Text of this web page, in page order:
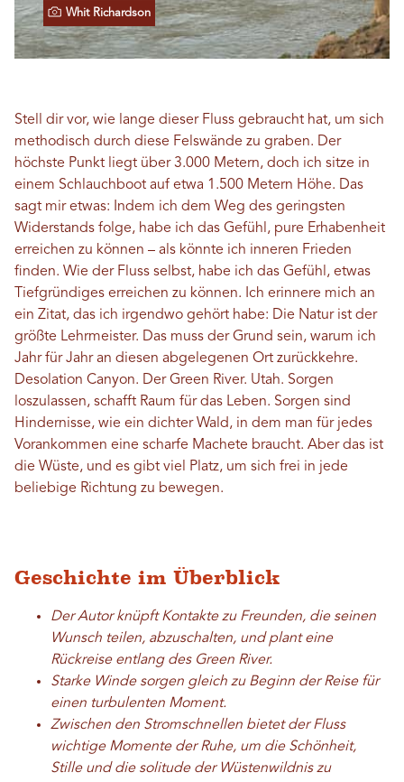
Whit Richardson
Stell dir vor, wie lange dieser Fluss gebraucht hat, um sich
methodisch durch diese Felswände zu graben. Der
höchste Punkt liegt über 3.000 Metern, doch ich sitze in
einem Schlauchboot auf etwa 1.500 Metern Höhe. Das
sagt mir etwas: Indem ich dem Weg des geringsten
Widerstands folge, habe ich das Gefühl, pure Erhabenheit
erreichen zu können – als könnte ich inneren Frieden
finden. Wie der Fluss selbst, habe ich das Gefühl, etwas
Tiefgründiges erreichen zu können. Ich erinnere mich an
ein Zitat, das ich irgendwo gehört habe: Die Natur ist der
größte Lehrmeister. Das muss der Grund sein, warum ich
Jahr für Jahr an diesen abgelegenen Ort zurückkehre.
Desolation Canyon. Der Green River. Utah. Sorgen
loszulassen, schafft Raum für das Leben. Sorgen sind
Hindernisse, wie ein dichter Wald, in dem man für jedes
Vorankommen eine scharfe Machete braucht. Aber das ist
die Wüste, und es gibt viel Platz, um sich frei in jede
beliebige Richtung zu bewegen.
Geschichte im Überblick
Der Autor knüpft Kontakte zu Freunden, die seinen
Wunsch teilen, abzuschalten, und plant eine
Rückreise entlang des Green River.
Starke Winde sorgen gleich zu Beginn der Reise für
einen turbulenten Moment.
Zwischen den Stromschnellen bietet der Fluss
wichtige Momente der Ruhe, um die Schönheit,
Stille und die solitude der Wüstenwildnis zu